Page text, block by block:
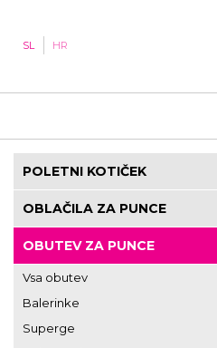
SL HR
POLETNI KOTIČEK
OBLAČILA ZA PUNCE
OBUTEV ZA PUNCE
Vsa obutev
Balerinke
Superge